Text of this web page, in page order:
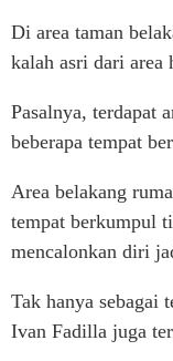
Di area taman
kalah asri dari area
Pasalnya, terdapat
beberapa tempat
Area belakang
tempat berkumpul
mencalonkan diri
Tak hanya sebagai
Ivan Fadilla juga